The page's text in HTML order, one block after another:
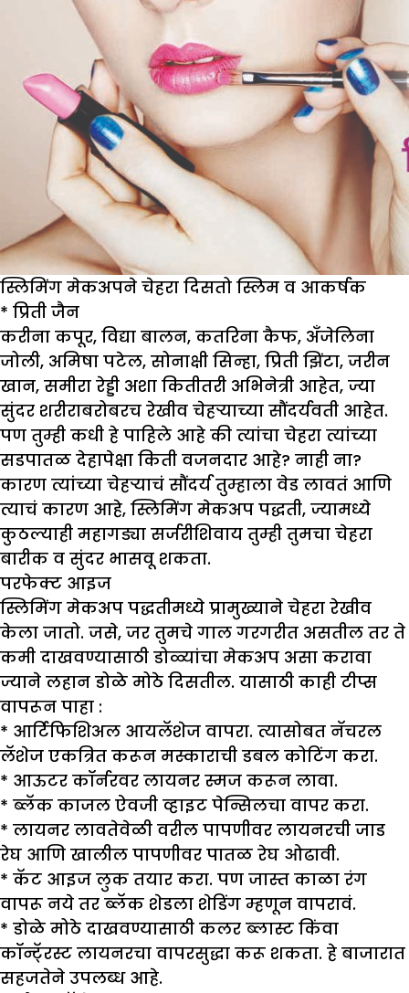
स्लिमिंग मेकअपने चेहरा दिसतो स्लिम व आकर्षक
* प्रिती जैन
करीना कपूर, विद्या बालन, कतरिना कैफ, अँजेलिना
जोली, अमिषा पटेल, सोनाक्षी सिन्हा, प्रिती झिंटा, जरीन
खान, समीरा रेड्डी अशा कितीतरी अभिनेत्री आहेत, ज्या
सुंदर शरीराबरोबरच रेखीव चेहऱ्याच्या सौंदर्यवती आहेत.
पण तुम्ही कधी हे पाहिले आहे की त्यांचा चेहरा त्यांच्या
सडपातळ देहापेक्षा किती वजनदार आहे? नाही ना?
कारण त्यांच्या चेहऱ्याचं सौंदर्य तुम्हाला वेड लावतं आणि
त्याचं कारण आहे, स्लिमिंग मेकअप पद्धती, ज्यामध्ये
कुठल्याही महागड्या सर्जरीशिवाय तुम्ही तुमचा चेहरा
बारीक व सुंदर भासवू शकता.
परफेक्ट आइज
स्लिमिंग मेकअप पद्धतीमध्ये प्रामुख्याने चेहरा रेखीव
केला जातो. जसे, जर तुमचे गाल गरगरीत असतील तर ते
कमी दाखवण्यासाठी डोळ्यांचा मेकअप असा करावा
ज्याने लहान डोळे मोठे दिसतील. यासाठी काही टीप्स
वापरून पाहा :
* आर्टिफिशिअल आयलॅशेज वापरा. त्यासोबत नॅचरल
लॅशेज एकत्रित करून मस्काराची डबल कोटिंग करा.
* आऊटर कॉर्नरवर लायनर स्मज करून लावा.
* ब्लॅक काजल ऐवजी व्हाइट पेन्सिलचा वापर करा.
* लायनर लावतेवेळी वरील पापणीवर लायनरची जाड
रेघ आणि खालील पापणीवर पातळ रेघ ओढावी.
* कॅट आइज लुक तयार करा. पण जास्त काळा रंग
वापरू नये तर ब्लॅक शेडला शेडिंग म्हणून वापरावं.
* डोळे मोठे दाखवण्यासाठी कलर ब्लास्ट किंवा
कॉन्टॅ्रस्ट लायनरचा वापरसुद्धा करू शकता. हे बाजारात
सहजतेने उपलब्ध आहे.